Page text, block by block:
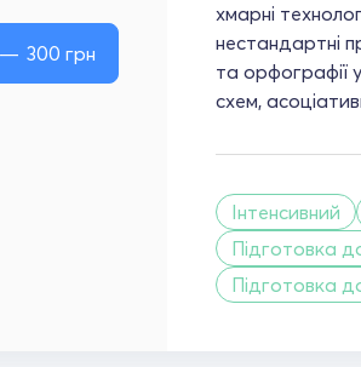
300 грн
хмарні
нестандартні
та орфографії
схем,
Інтенсивний
Підготовка
Підготовка